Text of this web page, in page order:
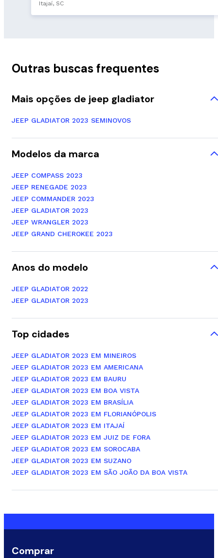
Itajaí, SC
Outras buscas frequentes
Mais opções de jeep gladiator
JEEP GLADIATOR 2023 SEMINOVOS
Modelos da marca
JEEP COMPASS 2023
JEEP RENEGADE 2023
JEEP COMMANDER 2023
JEEP GLADIATOR 2023
JEEP WRANGLER 2023
JEEP GRAND CHEROKEE 2023
Anos do modelo
JEEP GLADIATOR 2022
JEEP GLADIATOR 2023
Top cidades
JEEP GLADIATOR 2023 EM MINEIROS
JEEP GLADIATOR 2023 EM AMERICANA
JEEP GLADIATOR 2023 EM BAURU
JEEP GLADIATOR 2023 EM BOA VISTA
JEEP GLADIATOR 2023 EM BRASÍLIA
JEEP GLADIATOR 2023 EM FLORIANÓPOLIS
JEEP GLADIATOR 2023 EM ITAJAÍ
JEEP GLADIATOR 2023 EM JUIZ DE FORA
JEEP GLADIATOR 2023 EM SOROCABA
JEEP GLADIATOR 2023 EM SUZANO
JEEP GLADIATOR 2023 EM SÃO JOÃO DA BOA VISTA
Comprar